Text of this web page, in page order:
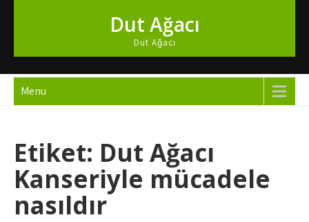
Dut Ağacı
Dut Ağacı
Menu
Etiket: Dut Ağacı
Kanseriyle mücadele
nasıldır